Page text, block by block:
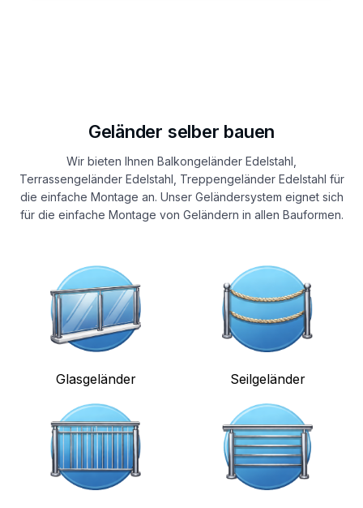
Geländer selber bauen
Wir bieten Ihnen Balkongeländer Edelstahl,
Terrassengeländer Edelstahl, Treppengeländer Edelstahl für
die einfache Montage an. Unser Geländersystem eignet sich
für die einfache Montage von Geländern in allen Bauformen.
Glasgeländer Seilgeländer